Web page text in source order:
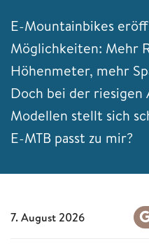
E-Mountainbikes
Möglichkeiten: Mehr
Höhenmeter, mehr
Doch bei der riesigen
Modellen stellt sich
E-MTB passt zu mir?
7. August 2026